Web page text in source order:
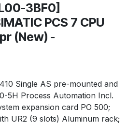
3BF0]
PCS 7 CPU
(New) -
Single AS pre-mounted and
5H Process Automation Incl.
expansion card PO 500;
UR2 (9 slots) Aluminum rack;